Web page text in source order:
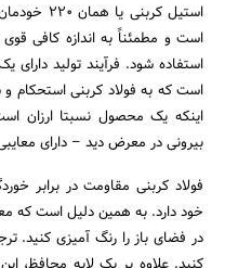
استیل
است و مطمئناً به اندازه کافی
است که به فولاد کربنی
اینکه یک محصول نسبتا ارزان
بیرونی در معرض دید – دارای
فولاد کربنی مقاومت در برابر
خود دارد. به همین دلیل است که
در فضای باز را رنگ آمیزی کنید.